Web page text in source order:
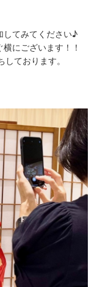
してみてください♪
にございます！！
ております。